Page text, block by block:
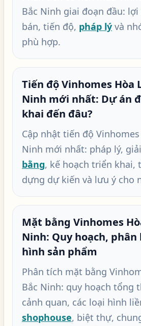
Bắc Ninh giai đoạn đầu:
bán, tiến độ, pháp lý và
phù hợp.
Tiến độ Vinhomes Hòa
Ninh mới nhất: Dự án
khai đến đâu?
Cập nhật tiến độ
Ninh mới nhất: pháp lý,
bằng, kế hoạch triển khai,
dựng dự kiến và lưu ý cho
Mặt bằng Vinhomes
Ninh: Quy hoạch, phân
hình sản phẩm
Phân tích mặt bằng
Bắc Ninh: quy hoạch tổng
cảnh quan, các loại hình
shophouse, biệt thự,